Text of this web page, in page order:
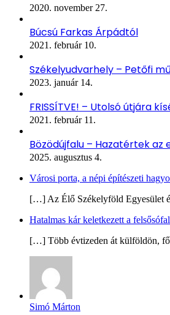
2020. november 27.
Búcsú Farkas Árpádtól
2021. február 10.
Székelyudvarhely – Petőfi
2023. január 14.
FRISSÍTVE! – Utolsó útjára
2021. február 11.
Bözödújfalu – Hazatértek
2025. augusztus 4.
Városi porta, a népi építészeti
[…] Az Élő Székelyföld Egyesület
Hatalmas kár keletkezett a
[…] Több évtizeden át külföldön,
Simó Márton